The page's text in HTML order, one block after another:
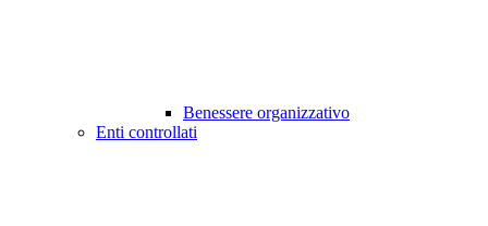
Benessere organizzativo
Enti controllati